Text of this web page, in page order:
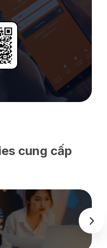
cung cấp